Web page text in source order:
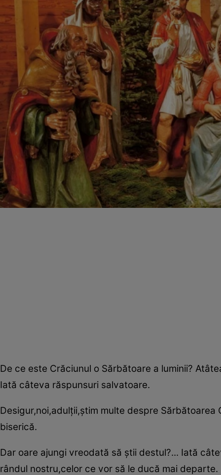
De ce este Crăciunul o Sărbătoare a luminii?
Iată câteva răspunsuri salvatoare.
Desigur,noi,adulţii,ştim multe despre
biserică.
Dar oare ajungi vreodată să ştii destul?... Iată
rândul nostru,celor ce vor să le ducă mai departe.